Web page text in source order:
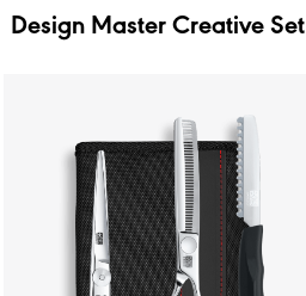
Design Master Creative Set